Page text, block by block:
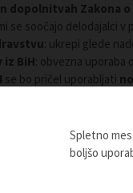
dopolnitvah Zakona
se soočajo delodajalci v
: ukrepi glede
BiH : obvezna uporaba
se bo pričel uporabljati
Pokojninska
Spletno
boljšo